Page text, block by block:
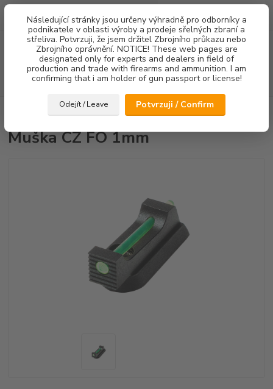
Následující stránky jsou určeny výhradně pro odborníky a
podnikatele v oblasti výroby a prodeje sřelných zbraní a
střeliva. Potvrzuji, že jsem držitel Zbrojního průkazu nebo
Zbrojního oprávnění. NOTICE! These web pages are
designated only for experts and dealers in field of
production and trade with firearms and ammunition. I am
confirming that i am holder of gun passport or license!
Odejít / Leave Potvrzuji / Confirm
Menu
Hledat
za0,00 Kč
Muška CZ FO 1mm
Muška CZ FO 1mm